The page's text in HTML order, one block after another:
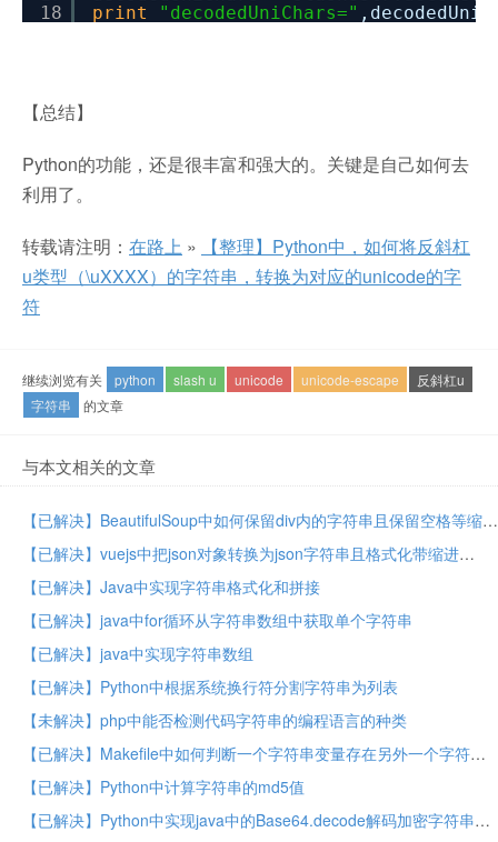
18
print
"decodedUniChars="
【总结】
Python的功能，还是很丰富和强大的。关键是自己如何去
利用了。
转载请注明： 在路上 »
【整理】Python中，如何将反斜杠
u类型（\uXXXX）的字符串，转换为对应的unicode的字
符
继续浏览有关 python slash u unicode unicode-escape
反斜杠u
字符串
的文章
与本文相关的文章
【已解决】BeautifulSoup中如何保留div内的字符串且保留空格等缩进
【已解决】vuejs中把json对象转换为json字符串且格式化带缩进
【已解决】Java中实现字符串格式化和拼接
【已解决】java中for循环从字符串数组中获取单个字符串
【已解决】java中实现字符串数组
【已解决】Python中根据系统换行符分割字符串为列表
【未解决】php中能否检测代码字符串的编程语言的种类
【已解决】Makefile中如何判断一个字符串变量存在另外一个字符串或列表中
【已解决】Python中计算字符串的md5值
【已解决】Python中实现java中的Base64.decode解码加密字符串